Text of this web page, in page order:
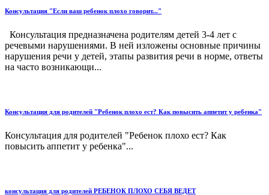
Консультация "Если ваш ребенок плохо говорит..."
Консультация предназначена родителям детей 3-4 лет с
речевыми нарушениями. В ней изложены основные причины
нарушения речи у детей, этапы развития речи в норме, ответы
на часто возникающи...
Консультация для родителей "Ребенок плохо ест? Как повысить аппетит у ребенка"
Консультация для родителей "Ребенок плохо ест? Как
повысить аппетит у ребенка"...
консультация для родителей РЕБЕНОК ПЛОХО СЕБЯ ВЕДЕТ